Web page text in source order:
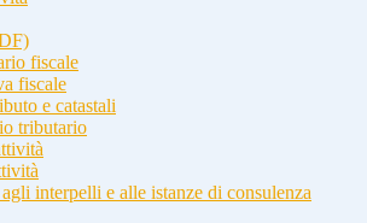
fiscale
fiscale
e catastali
tributario
interpelli e alle istanze di consulenza